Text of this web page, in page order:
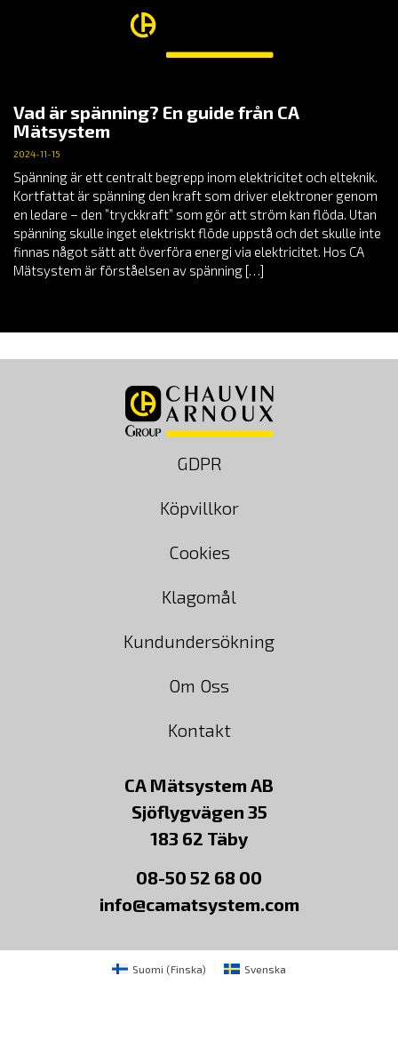
Vad är spänning? En guide från CA
Mätsystem
2024-11-15
Spänning är ett centralt begrepp inom elektricitet och elteknik.
Kortfattat är spänning den kraft som driver elektroner genom
en ledare – den ”tryckkraft” som gör att ström kan flöda. Utan
spänning skulle inget elektriskt flöde uppstå och det skulle inte
finnas något sätt att överföra energi via elektricitet. Hos CA
Mätsystem är förståelsen av spänning […]
GDPR
Köpvillkor
Cookies
Klagomål
Kundundersökning
Om Oss
Kontakt
CA Mätsystem AB
Sjöflygvägen 35
183 62 Täby
08-50 52 68 00
info@camatsystem.com
Suomi (Finska) Svenska